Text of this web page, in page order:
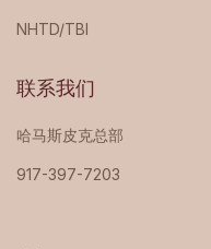
NHTD/TBI
联系我们
哈马斯皮克总部
917-397-7203